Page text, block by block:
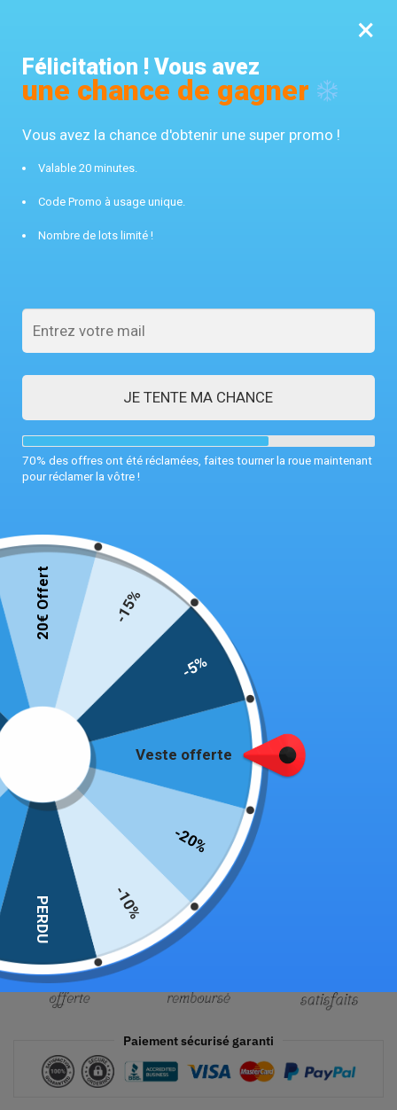
0
10% offert avec le code FROST10
Couverture chauffante pour auto
27 en stock
Ajouter au panier
Paiement sécurisé garanti
×
Félicitation ! Vous avez
une chance de gagner
Vous avez la chance d'obtenir une super promo !
Valable 20 minutes.
Code Promo à usage unique.
Nombre de lots limité !
JE TENTE MA CHANCE
70% des offres ont été réclamées, faites tourner la roue maintenant
pour réclamer la vôtre !
Veste offerte
-20%
-10%
PERDU
20€ Offert -15%
-5%